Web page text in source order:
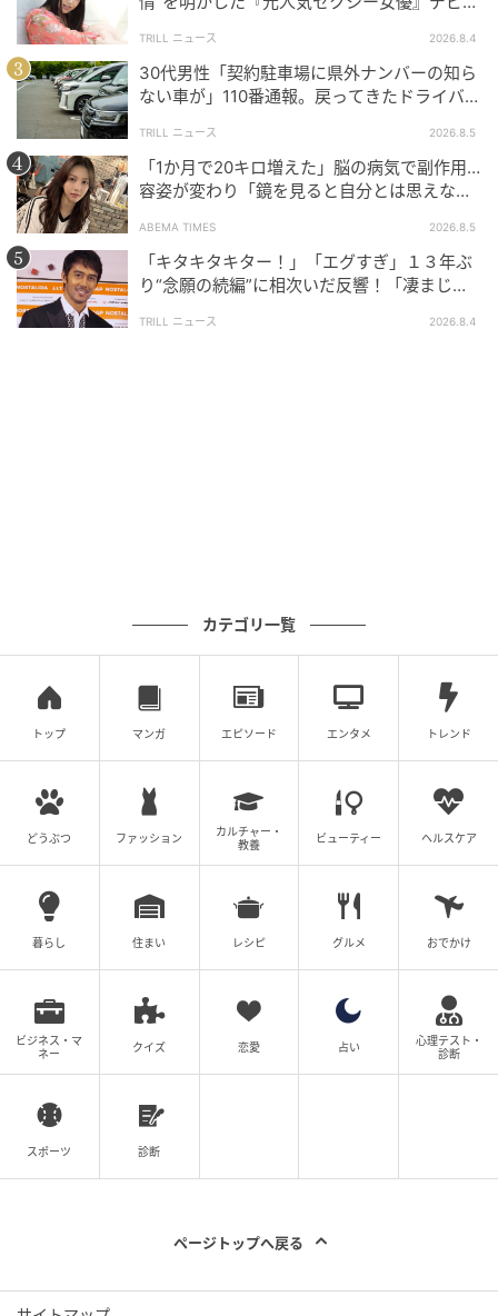
ウーマンエキサイト
ウーマンエキサイト
父親に肝臓を提供!?
TRILL ニュース 2026.8.4
30代男性「契約駐車場に県外ナンバーの知ら
ない車が」110番通報。戻ってきたドライバー
TRILL ニュース 2026.8.5
「1か月で20キロ増えた」脳の病気で副作用…
容姿が変わり「鏡を見ると自分とは思えなか
ABEMA TIMES 2026.8.5
「キタキタキター！」「エグすぎ」１３年ぶ
り“念願の続編”に相次いだ反響！「凄まじく
TRILL ニュース 2026.8.4
カテゴリ一覧
トップ マンガ エピソード エンタメ トレンド
どうぶつ ファッション
カルチャー・
教養
ビューティー ヘルスケア
暮らし 住まい レシピ グルメ おでかけ
ビジネス・マ
ネー
クイズ 恋愛 占い
心理テスト・
診断
スポーツ 診断
ページトップへ戻る